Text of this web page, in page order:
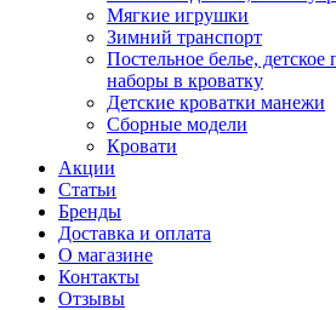
Мягкие игрушки
Зимний транспорт
Постельное белье, детское
наборы в кроватку
Детские кроватки манежи
Сборные модели
Кровати
Акции
Статьи
Бренды
Доставка и оплата
О магазине
Контакты
Отзывы